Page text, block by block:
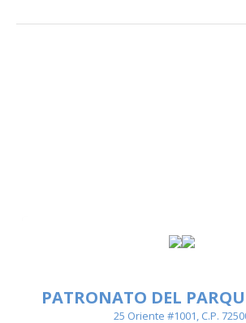
PATRONATO DEL
25 Oriente #1001, C.P.